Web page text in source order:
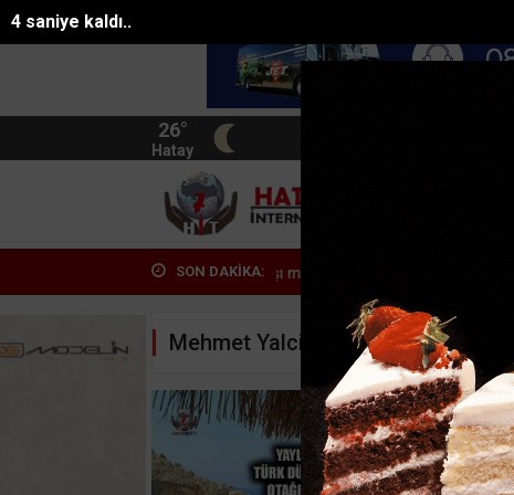
2 saniye kaldı..
26°
Hatay
SON DAKİKA:
kirliliğine karşı mücad... Pasajda ölü bulunan Eyüp Can
Mehmet Yalcin Haberleri